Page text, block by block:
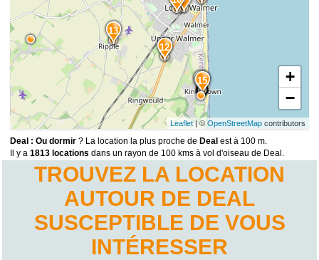
15
14
13
12
+
−
Leaflet| © OpenStreetMapcontributors
Deal : Ou dormir ? La location la plus proche de Deal est à 100 m.
Il y a1813 locations dans un rayon de 100 kms à vol d'oiseau de Deal.
TROUVEZ LA LOCATION
AUTOUR DE DEAL
SUSCEPTIBLE DE VOUS
INTÉRESSER